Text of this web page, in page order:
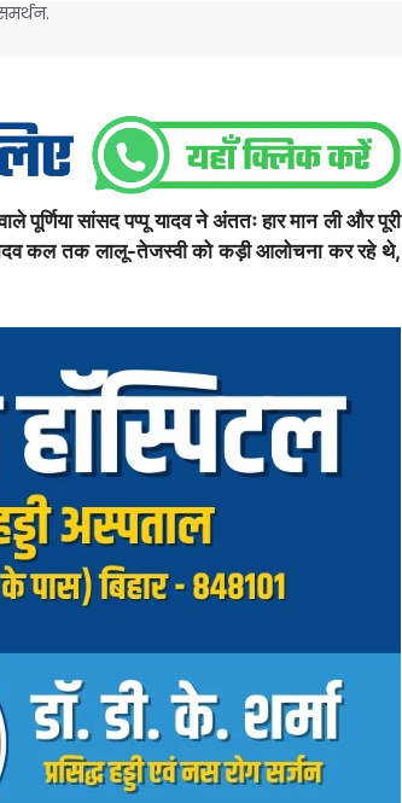
सांसद पप्पू यादव ने अंततः हार मान ली और पूरी
कल तक लालू-तेजस्वी को कड़ी आलोचना कर रहे थे,